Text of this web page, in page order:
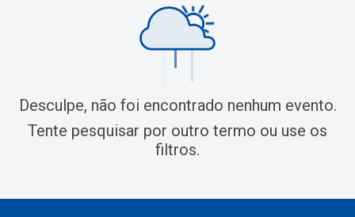
Desculpe, não foi encontrado nenhum evento.
Tente pesquisar por outro termo ou use os
filtros.